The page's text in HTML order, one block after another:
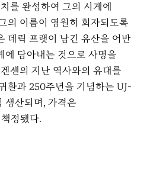
를 완성하여 그의 시계에
의 이름이 영원히 회자되도록
데릭 프랫이 남긴 유산을 어반
에 담아내는 것으로 사명을
센의 지난 역사와의 유대를
환과 250주년을 기념하는 UJ-
생산되며, 가격은
정됐다.